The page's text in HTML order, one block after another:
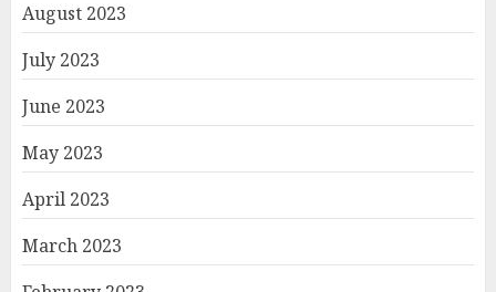
August 2023
July 2023
June 2023
May 2023
April 2023
March 2023